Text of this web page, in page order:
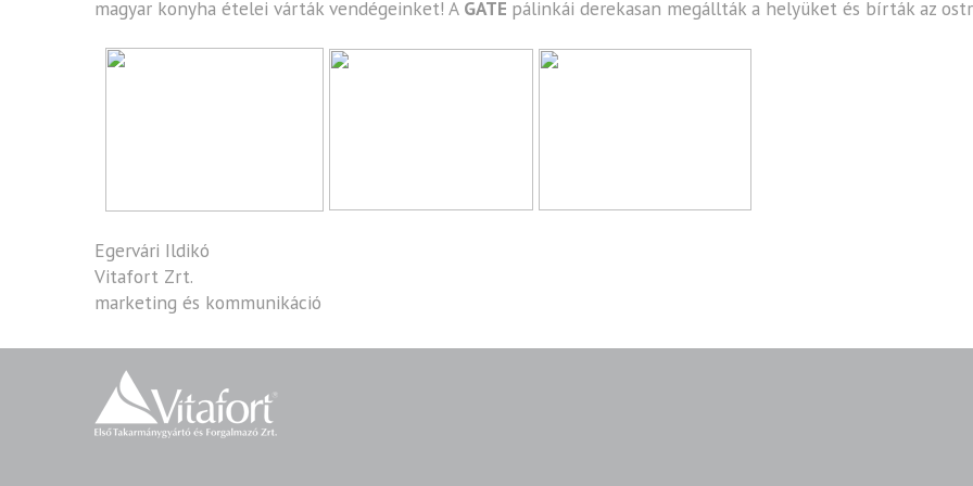
magyar konyha ételei várták vendégeinket! A GATE pálinkái derekasan megállták a helyüket és bírták az
Egervári Ildikó
Vitafort Zrt.
marketing és kommunikáció